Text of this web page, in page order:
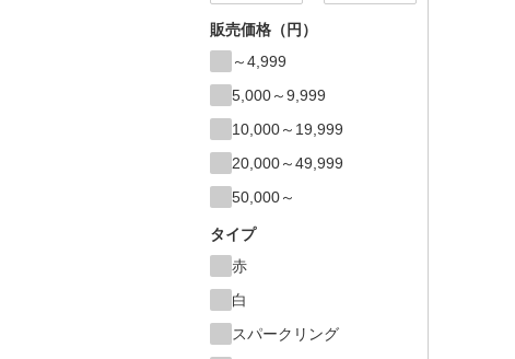
販売価格（円）
～4,999
5,000～9,999
10,000～19,999
20,000～49,999
50,000～
タイプ
赤
白
スパークリング